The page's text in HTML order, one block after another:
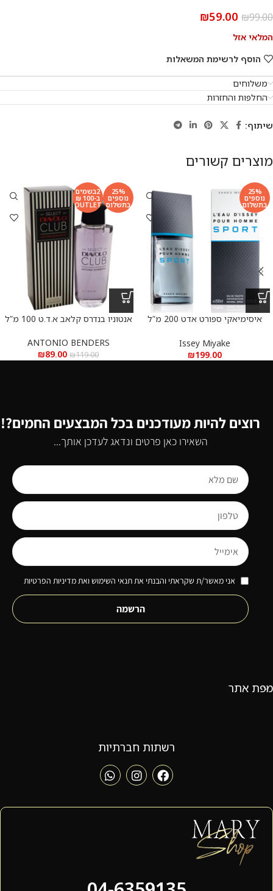
₪99.00
₪59.00
המלאי אזל
הוסף לרשימת המשאלות
משלוחים
החלפות והחזרות
שיתוף:
מוצרים קשורים
25%
נוספים
בתשלום
איסימיאקי ספורט אדט 200 מ”ל
200ML
Issey Miyake
₪199.00
25%
נוספים
בתשלום
2בשמים
ב-100 ₪
OUTLET
אנטוניו בנדרס קלאב א.ד.ט 100 מ”ל
ANTONIO BENDERS
₪119.00
₪89.00
רוצים להיות מעודכנים בכל המבצעים החמים?!
השאירו כאן פרטים ונדאג לעדכן אותך...
אני מאשר/ת שקראתי והבנתי את תנאי השימוש ואת מדיניות הפרטיות
הרשמה
מפת אתר
רשתות חברתיות